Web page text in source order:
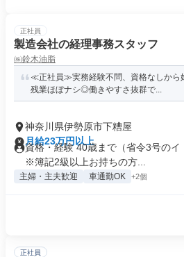
正社員
製造会社の経理事務スタッフ
㈱鈴木油脂
≪正社員≫実務経験不問、資格なしから
残業ほぼナシ◎働きやすさ抜群で...
神奈川県伊勢原市下糟屋
月給23万円以上
資格・経験 40歳まで（省令3号のイ
※簿記2級以上お持ちの方...
主婦・主夫歓迎 車通勤OK +2個
正社員